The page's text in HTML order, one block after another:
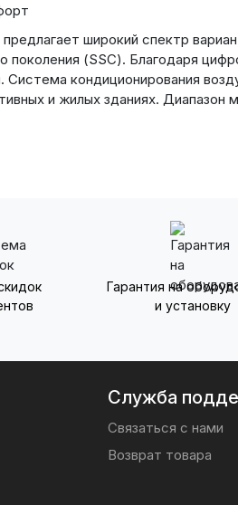
широкий спектр
поколения (SSC). Благодаря
кондиционирования
и жилых зданиях.
Гарантия на
и установку
Служба
Связаться с нами
Возврат товара